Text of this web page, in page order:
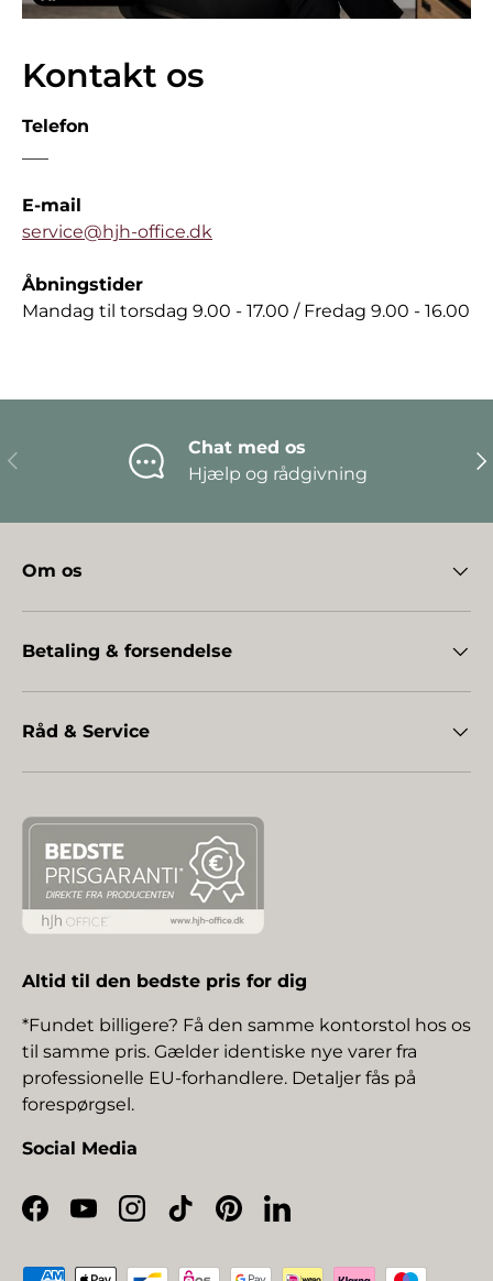
Kontakt os
Telefon
E-mail
service@hjh-office.dk
Åbningstider
Mandag til torsdag 9.00 - 17.00 / Fredag 9.00 - 16.00
Forrige
Chat med os
Hjælp og rådgivning
Om os
Betaling & forsendelse
Råd & Service
Altid til den bedste pris for dig
*Fundet billigere? Få den samme kontorstol hos os
til samme pris. Gælder identiske nye varer fra
professionelle EU-forhandlere. Detaljer fås på
forespørgsel.
Social Media
Facebook
YouTubeInstagram
TikTokPinterestLinkedIn